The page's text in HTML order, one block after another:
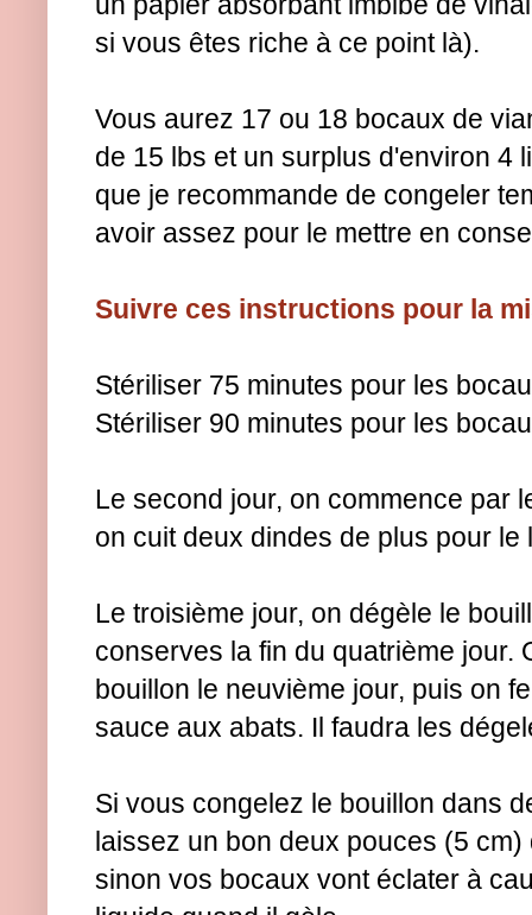
si vous êtes riche à ce point là).
Vous aurez 17 ou 18 bocaux de
de 15 lbs et un surplus d'environ 4
que je recommande de congeler
avoir assez pour le mettre en
Suivre ces instructions pour la
Stériliser 75 minutes pour les
Stériliser 90 minutes pour les
Le second jour, on commence par
on cuit deux dindes de plus pour le
Le troisième jour, on dégèle le
conserves la fin du quatrième jour.
bouillon le neuvième jour, puis on
sauce aux abats. Il faudra les
Si vous congelez le bouillon dans
laissez un bon deux pouces (5 cm)
sinon vos bocaux vont éclater à